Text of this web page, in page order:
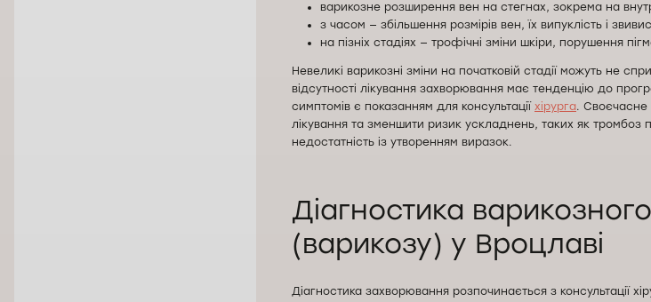
варикозне розширення вен на стегнах, зокрема на
з часом — збільшення розмірів вен, їх випуклість і
на пізніх стадіях — трофічні зміни шкіри, порушення
Невеликі варикозні зміни на початковій стадії можуть не
відсутності лікування захворювання має тенденцію до
симптомів є показанням для консультації хірурга. Своєчасне
лікування та зменшити ризик ускладнень, таких як
недостатність із утворенням виразок.
Діагностика
(варикозу) у Вроцлаві
Діагностика захворювання розпочинається з консультації